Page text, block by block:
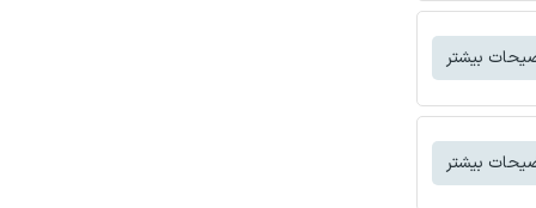
بیشتر
بیشتر